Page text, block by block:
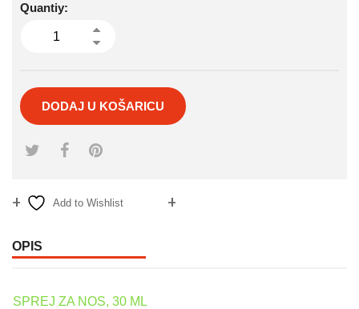
Quantiy:
DODAJ U KOŠARICU
Add to Wishlist
OPIS
SPREJ ZA NOS, 30 ML